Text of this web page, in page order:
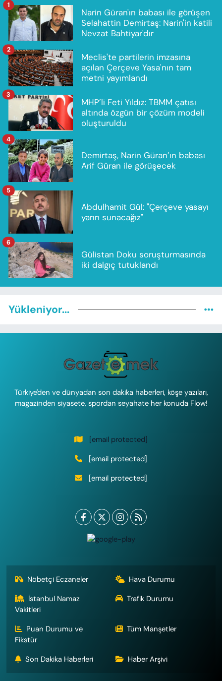
Narin Güran'ın babası ile görüşen
Selahattin Demirtaş: Narin'in katili
Nevzat Bahtiyar'dır
1
Meclis'te partilerin imzasına
açılan Çerçeve Yasa'nın tam
metni yayımlandı
2
MHP’li Feti Yıldız: TBMM çatısı
altında özgün bir çözüm modeli
oluşturuldu
3
Demirtaş, Narin Güran’ın babası
Arif Güran ile görüşecek
4
Abdulhamit Gül: "Çerçeve yasayı
yarın sunacağız"
5
Gülistan Doku soruşturmasında
iki dalgıç tutuklandı
6
Yükleniyor...
Türkiye'den ve dünyadan son dakika haberleri, köşe yazıları,
magazinden siyasete, spordan seyahate her konuda Flow!
[email protected]
[email protected]
[email protected]
Nöbetçi Eczaneler
Hava Durumu
İstanbul Namaz
Vakitleri
Trafik Durumu
Puan Durumu ve
Fikstür
Tüm Manşetler
Son Dakika Haberleri Haber Arşivi